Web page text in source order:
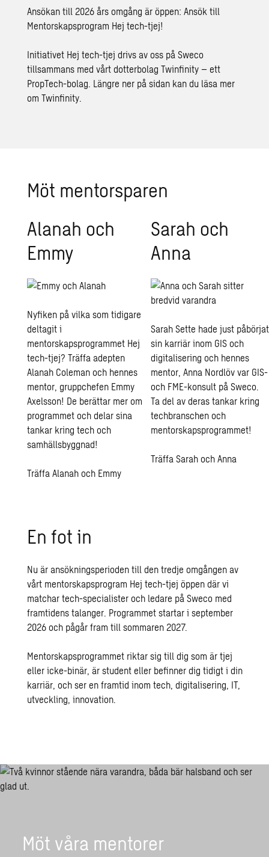
Ansökan till 2026 års omgång är öppen:Ansök till
Mentorskapsprogram Hej tech-tjej!
Initiativet Hej tech-tjej drivs av oss på Sweco
tillsammans med vårt dotterbolag Twinfinity – ett
PropTech-bolag. Längre ner på sidan kan du läsa mer
om Twinfinity.
Möt men­torspa­ren
Alanah och
Emmy
Nyfiken på vilka som tidigare
deltagit i
mentorskapsprogrammet Hej
tech-tjej? Träffa adepten
Alanah Coleman och hennes
mentor, gruppchefen Emmy
Axelsson! De berättar mer om
programmet och delar sina
tankar kring tech och
samhällsbyggnad!
Träffa Alanah och Emmy
Sarah och
Anna
Sarah Sette hade just påbörjat
sin karriär inom GIS och
digitalisering och hennes
mentor, Anna Nordlöv var GIS-
och FME-konsult på Sweco.
Ta del av deras tankar kring
techbranschen och
mentorskapsprogrammet!
Träffa Sarah och Anna
En fot in
Nu är ansökningsperioden till den tredje omgången av
vårt mentorskapsprogram Hej tech-tjej öppen där vi
matchar tech-specialister och ledare på Sweco med
framtidens talanger. Programmet startar i september
2026 och pågår fram till sommaren 2027.
Mentorskapsprogrammet riktar sig till dig som är tjej
eller icke-binär, är student eller befinner dig tidigt i din
karriär, och ser en framtid inom tech, digitalisering, IT,
utveckling, innovation.
Möt våra mentorer